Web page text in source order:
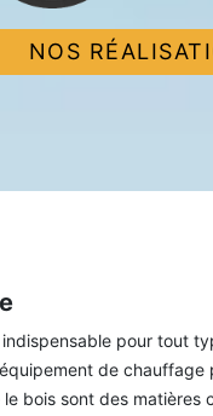
NOS
pour tout
de chauffage
bois sont des